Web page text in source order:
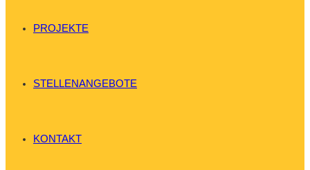
PROJEKTE
STELLENANGEBOTE
KONTAKT